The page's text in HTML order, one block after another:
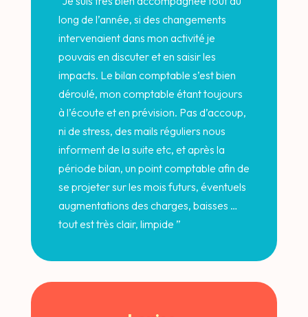
long de l’année, si des changements
intervenaient dans mon activité je
pouvais en discuter et en saisir les
impacts. Le bilan comptable s’est bien
déroulé, mon comptable étant toujours
à l’écoute et en prévision. Pas d’accoup,
ni de stress, des mails réguliers nous
informent de la suite etc, et après la
période bilan, un point comptable afin de
se projeter sur les mois futurs, éventuels
augmentations des charges, baisses …
tout est très clair, limpide ”